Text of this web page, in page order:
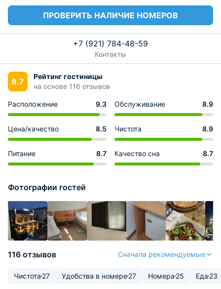
ПРОВЕРИТЬ НАЛИЧИЕ НОМЕРОВ
+7 (921) 784-48-59
Контакты
8.7
Рейтинг гостиницы
на основе 116 отзывов
Расположение 9.3 Обслуживание 8.9
Цена/качество 8.5 Чистота 8.9
Питание 8.7 Качество сна 8.7
Фотографии гостей
116 отзывов Сначала рекомендуемые
Чистота 27 Удобства в номере27 Номера 25 Еда 23